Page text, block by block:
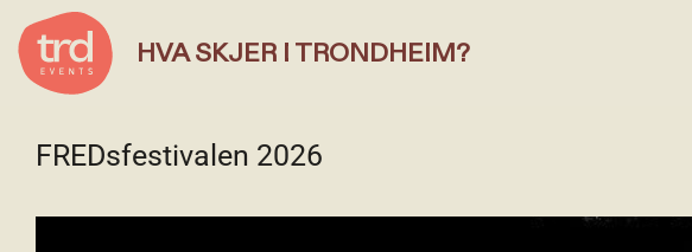
HVA SKJER I TRONDHEIM?
FREDsfestivalen 2026